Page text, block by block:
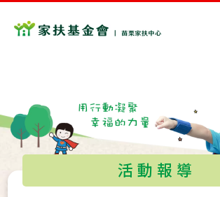
活動報導